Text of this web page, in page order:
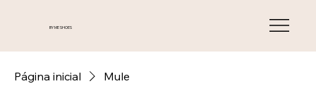
BY ME SHOES
Página inicial Mule